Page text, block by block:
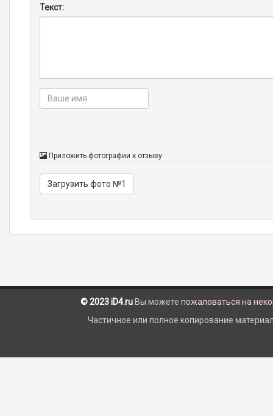
Текст:
Приложить фотографии к отзыву:
Загрузить фото №1
© 2023 iD4.ru Вы можете пожаловаться на
Частичное или полное копирование